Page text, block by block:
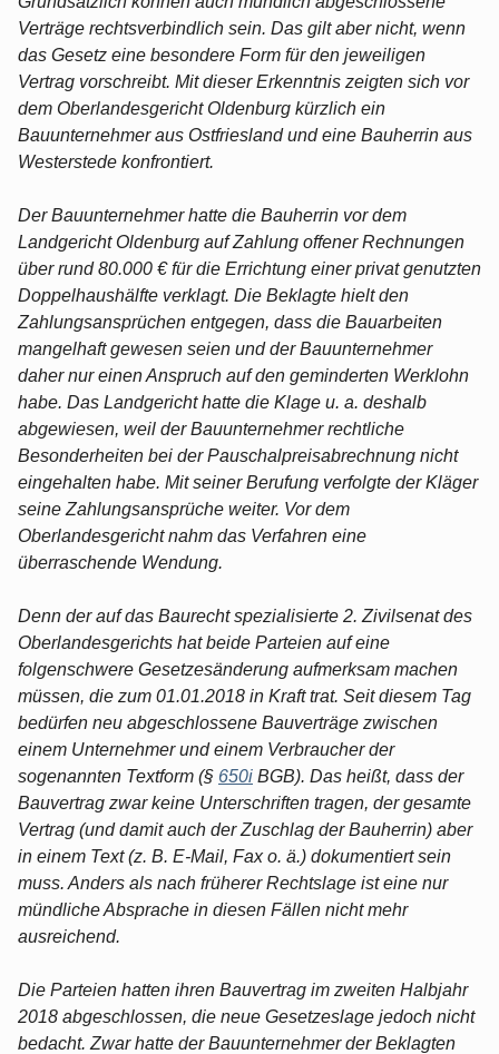
Verträge rechtsverbindlich sein. Das gilt aber nicht, wenn
das Gesetz eine besondere Form für den jeweiligen
Vertrag vorschreibt. Mit dieser Erkenntnis zeigten sich vor
dem Oberlandesgericht Oldenburg kürzlich ein
Bauunternehmer aus Ostfriesland und eine Bauherrin aus
Westerstede konfrontiert.
Der Bauunternehmer hatte die Bauherrin vor dem
Landgericht Oldenburg auf Zahlung offener Rechnungen
über rund 80.000 € für die Errichtung einer privat genutzten
Doppelhaushälfte verklagt. Die Beklagte hielt den
Zahlungsansprüchen entgegen, dass die Bauarbeiten
mangelhaft gewesen seien und der Bauunternehmer
daher nur einen Anspruch auf den geminderten Werklohn
habe. Das Landgericht hatte die Klage u. a. deshalb
abgewiesen, weil der Bauunternehmer rechtliche
Besonderheiten bei der Pauschalpreisabrechnung nicht
eingehalten habe. Mit seiner Berufung verfolgte der Kläger
seine Zahlungsansprüche weiter. Vor dem
Oberlandesgericht nahm das Verfahren eine
überraschende Wendung.
Denn der auf das Baurecht spezialisierte 2. Zivilsenat des
Oberlandesgerichts hat beide Parteien auf eine
folgenschwere Gesetzesänderung aufmerksam machen
müssen, die zum 01.01.2018 in Kraft trat. Seit diesem Tag
bedürfen neu abgeschlossene Bauverträge zwischen
einem Unternehmer und einem Verbraucher der
sogenannten Textform (§ 650i BGB). Das heißt, dass der
Bauvertrag zwar keine Unterschriften tragen, der gesamte
Vertrag (und damit auch der Zuschlag der Bauherrin) aber
in einem Text (z. B. E-Mail, Fax o. ä.) dokumentiert sein
muss. Anders als nach früherer Rechtslage ist eine nur
mündliche Absprache in diesen Fällen nicht mehr
ausreichend.
Die Parteien hatten ihren Bauvertrag im zweiten Halbjahr
2018 abgeschlossen, die neue Gesetzeslage jedoch nicht
bedacht. Zwar hatte der Bauunternehmer der Beklagten